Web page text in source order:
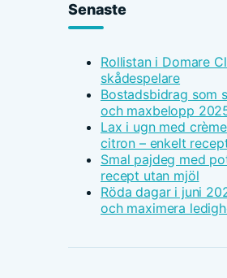
Senaste
Rollistan i Domare
skådespelare
Bostadsbidrag som
och maxbelopp
Lax i ugn med
citron – enkelt
Smal pajdeg med
recept utan mjöl
Röda dagar i juni
och maximera